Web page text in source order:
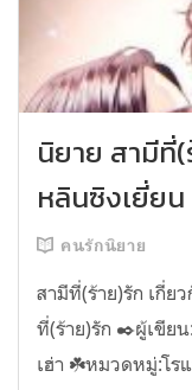
นิยาย สามีที่
หลินซิงเยี่ย
คนรักนิยาย
สามีที่(ร้าย)รัก เกี่ย
ที่(ร้าย)รัก ✒️ผู้เขียน
เฮ่า ☘️หมวดหมู่:โร